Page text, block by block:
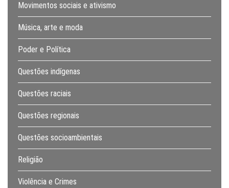
Movimentos sociais e ativismo
Música, arte e moda
Poder e Política
Questões indígenas
Questões raciais
Questões regionais
Questões socioambientais
Religião
Violência e Crimes